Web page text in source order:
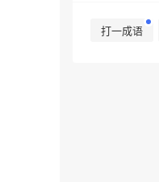
打一成语